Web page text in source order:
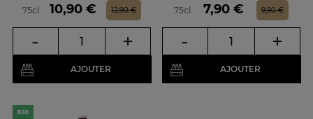
75cl Prix
10,90 €Prix de base
12,90 €
- +
AJOUTER
75cl Prix
7,90 €Prix de base
9,90 €
- +
AJOUTER